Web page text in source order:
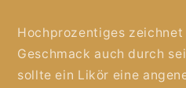
Hochprozentiges zeichnet
Geschmack auch durch
sollte ein Likör eine